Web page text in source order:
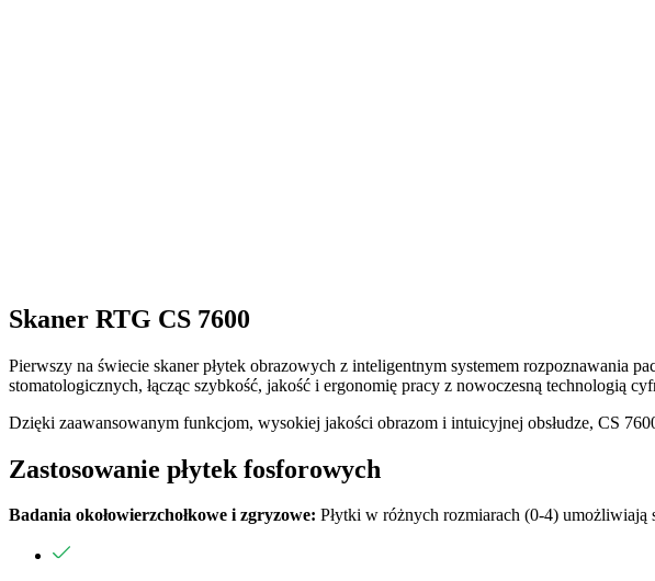
Skaner RTG CS 7600
Pierwszy na świecie skaner płytek obrazowych z inteligentnym systemem rozpoznawania
stomatologicznych, łącząc szybkość, jakość i ergonomię pracy z nowoczesną technologią
Dzięki zaawansowanym funkcjom, wysokiej jakości obrazom i intuicyjnej obsłudze, CS
Zastosowanie płytek fosforowych
Badania okołowierzchołkowe i zgryzowe: Płytki w różnych rozmiarach (0-4) umożliwiają